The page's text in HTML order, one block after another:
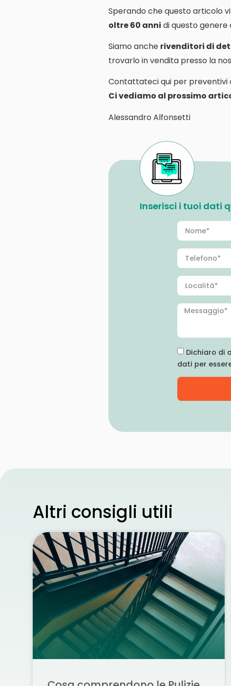
Sperando che questo articolo
oltre 60 anni di questo genere
Siamo anche rivenditori di
trovarlo in vendita presso la
Contattateci qui per preventivi
Ci vediamo al prossimo
Alessandro Alfonsetti
Inserisci i tuoi dati
Dichiaro di
dati per
Altri consigli utili